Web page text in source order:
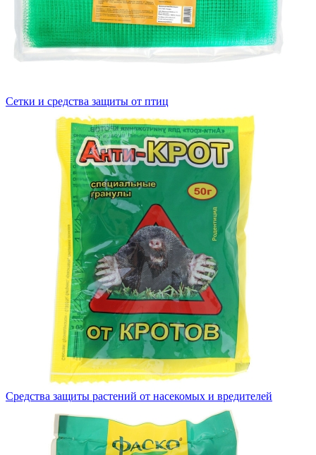
Сетки и средства защиты от птиц
Средства защиты растений от насекомых и вредителей